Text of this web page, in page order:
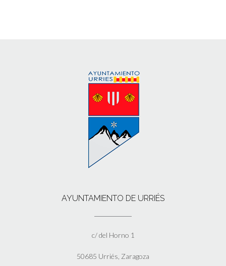
AYUNTAMIENTO DE URRIÉS
c/ del Horno 1
50685 Urriés, Zaragoza